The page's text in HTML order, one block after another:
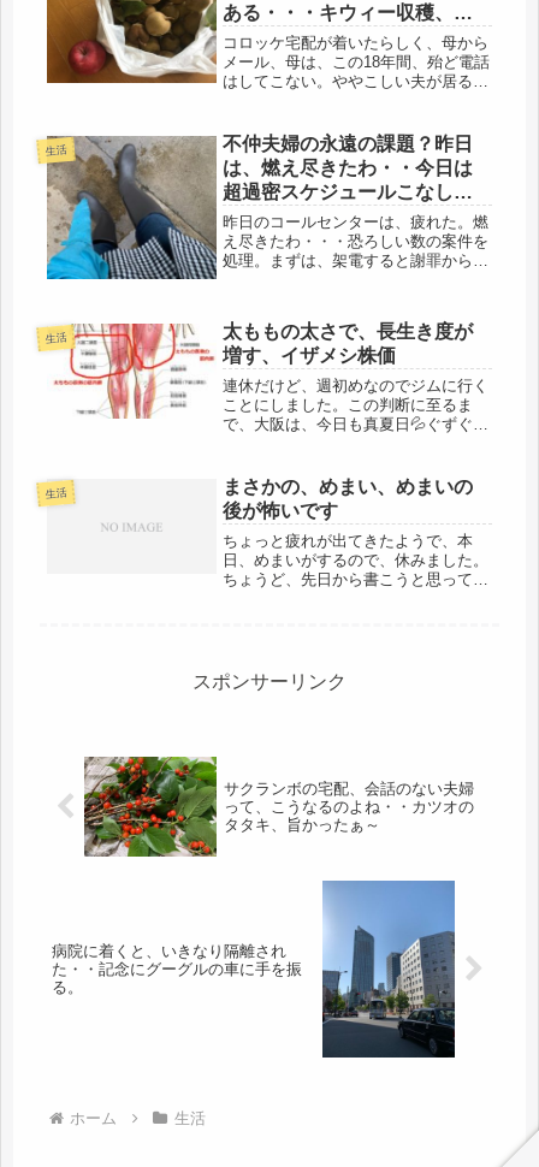
ある・・・キウィー収穫、リ
ンゴも買った。
コロッケ宅配が着いたらしく、母から
メール、母は、この18年間、殆ど電話
はしてこない。ややこしい夫が居る
と、「暑いのに、たくさんありがと
う、」「今夜、夕食にいただきます」
「そ...
生活
不仲夫婦の永遠の課題？昨日
は、燃え尽きたわ・・今日は
超過密スケジュールこなしま
す。
昨日のコールセンターは、疲れた。燃
え尽きたわ・・・恐ろしい数の案件を
処理。まずは、架電すると謝罪から。
だもの、だれだって、出勤、ためらう
よね。でも、始業時に、ＰＣ立ち上
げ、...
生活
太ももの太さで、長生き度が
増す、イザメシ株価
連休だけど、週初めなのでジムに行く
ことにしました。この判断に至るま
で、大阪は、今日も真夏日💦ぐずぐず
ッ！と行くことに。行けば、体育館の
方は親切だし、感じはよいし、全館冷
房で...
生活
まさかの、めまい、めまいの
後が怖いです
ちょっと疲れが出てきたようで、本
日、めまいがするので、休みました。
ちょうど、先日から書こうと思ってい
間が...
スポンサーリンク
サクランボの宅配、会話のない夫婦
って、こうなるのよね・・カツオの
タタキ、旨かったぁ～
病院に着くと、いきなり隔離され
た・・記念にグーグルの車に手を振
る。
ホーム 生活